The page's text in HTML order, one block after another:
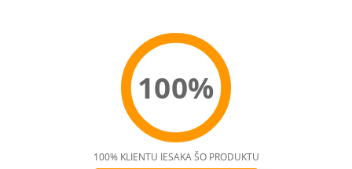
100%
100% KLIENTU IESAKA ŠO PRODUKTU